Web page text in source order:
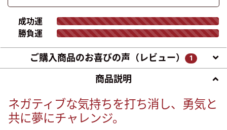
成功運
勝負運
ご購入商品のお喜びの声（レビュー） 1
商品説明
ネガティブな気持ちを打ち消し、勇気と
共に夢にチャレンジ。